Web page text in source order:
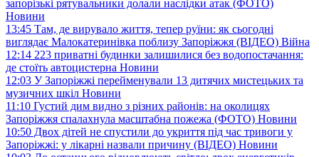
запорізькі рятувальники долали наслідки атак (ФОТО)
Новини
13:45 Там, де вирувало життя, тепер руїни: як сьогодні
виглядає Малокатеринівка поблизу Запоріжжя (ВІДЕО) Війна
12:14 223 приватні будинки залишилися без водопостачання:
де стоїть автоцистерна Новини
12:03 У Запоріжжі перейменували 13 дитячих мистецьких та
музичних шкіл Новини
11:10 Густий дим видно з різних районів: на околицях
Запоріжжя спалахнула масштабна пожежа (ФОТО) Новини
10:50 Двох дітей не спустили до укриття під час тривоги у
Запоріжжі: у лікарні назвали причину (ВІДЕО) Новини